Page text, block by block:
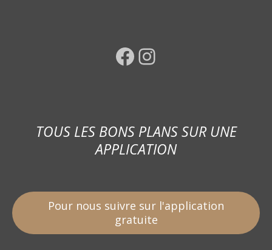
Facebook Instagram
TOUS LES BONS PLANS SUR UNE
APPLICATION
Pour nous suivre sur l'application
gratuite